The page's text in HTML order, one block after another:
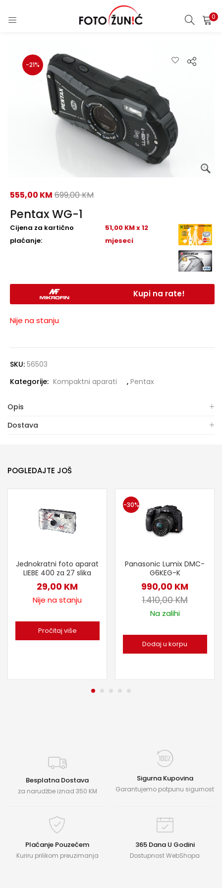
0
-21%
Pentax WG-1
555,00 KM 699,00KM
Cijena za kartično
plaćanje:
51,00 KM x 12
mjeseci
Kupi na rate!
Nije na stanju
SKU: 56503
Kategorije: Kompaktni aparati , Pentax
Opis
Dostava
POGLEDAJTE JOŠ
Jednokratni foto aparat
LIEBE 400 za 27 slika
29,00 KM
Nije na stanju
Pročitaj više
-30%
Panasonic Lumix DMC-
G6KEG-K
990,00 KM
1.410,00KM
Na zalihi
Dodaj u korpu
Besplatna Dostava
za narudžbe iznad 350 KM
Sigurna Kupovina
Garantujemo potpunu sigurnost
Plaćanje Pouzećem
Kuriru prilikom preuzimanja
365 Dana U Godini
Dostupnost WebShopa